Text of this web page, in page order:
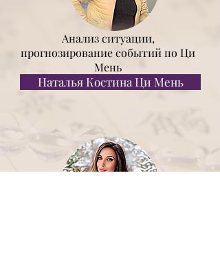
Анализ ситуации,
прогнозирование событий по Ци
Мень
Наталья Костина Ци Мень